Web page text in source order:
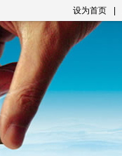
设为首页